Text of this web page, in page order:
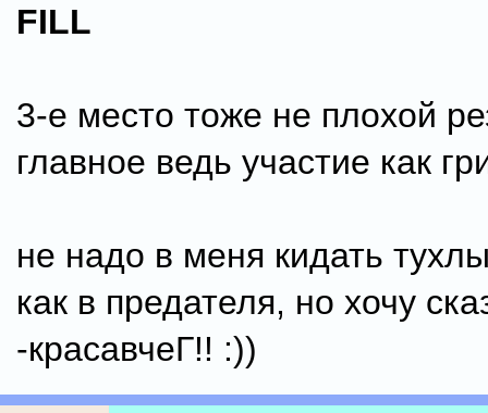
FILL
3-е место тоже не плохой
главное ведь участие как
не надо в меня кидать
как в предателя, но хочу
-красавчеГ!! :))